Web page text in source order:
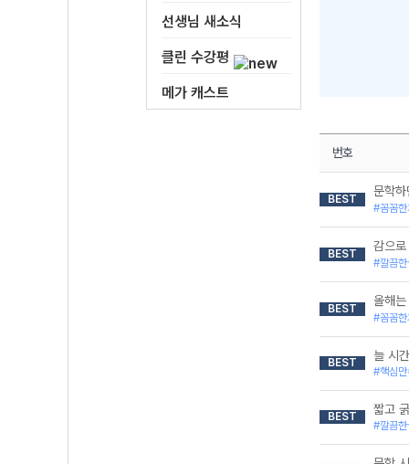
선생님 새소식
클린 수강평
메가 캐스트
번호
BEST
문학
#꼼꼼
BEST
감으
#깔끔
BEST
올해
#꼼꼼
BEST 늘 시
#핵심
BEST 짧고
#깔끔